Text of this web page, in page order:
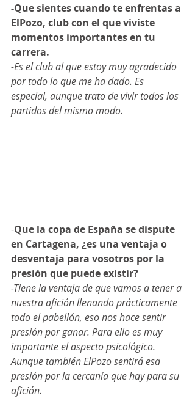
-Que sientes cuando te enfrentas a
ElPozo, club con el que viviste
momentos importantes en tu
carrera.
-Es el club al que estoy muy agradecido
por todo lo que me ha dado. Es
especial, aunque trato de vivir todos los
partidos del mismo modo.
-Que la copa de España se dispute
en Cartagena, ¿es una ventaja o
desventaja para vosotros por la
presión que puede existir?
-Tiene la ventaja de que vamos a tener a
nuestra afición llenando prácticamente
todo el pabellón, eso nos hace sentir
presión por ganar. Para ello es muy
importante el aspecto psicológico.
Aunque también ElPozo sentirá esa
presión por la cercanía que hay para su
afición.